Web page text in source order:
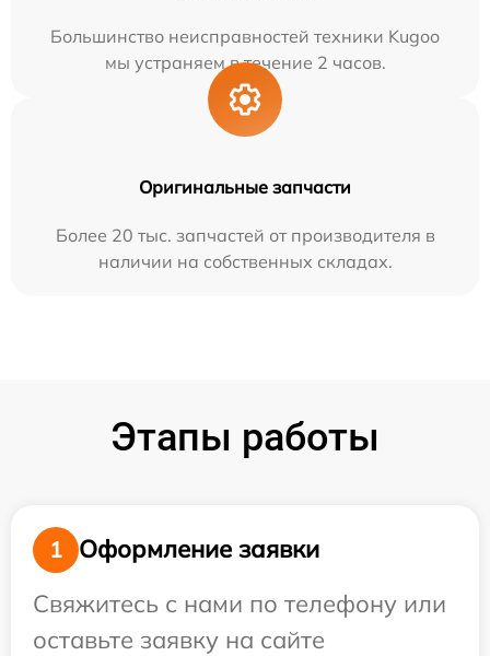
Большинство неисправностей техники Kugoo
мы устраняем в течение 2 часов.
Оригинальные запчасти
Более 20 тыс. запчастей от производителя в
наличии на собственных складах.
Этапы работы
1
Оформление заявки
Свяжитесь с нами по телефону или
оставьте заявку на сайте